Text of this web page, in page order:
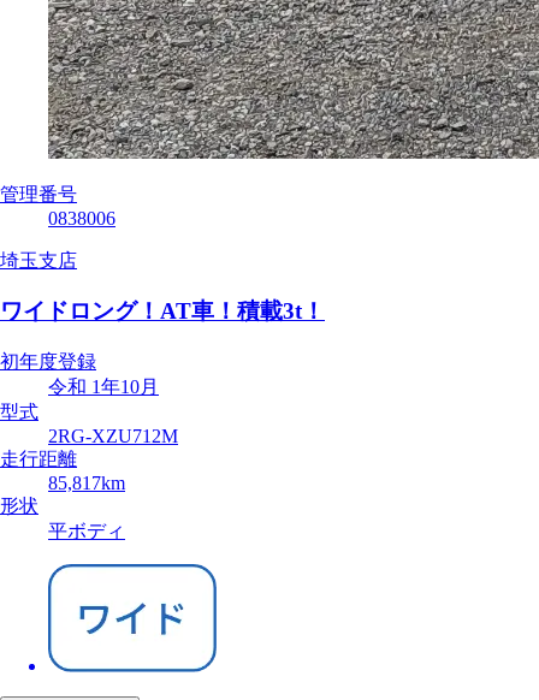
管理番号
0838006
埼玉支店
ワイドロング！AT車！積載3t！
初年度登録
令和 1年10月
型式
2RG-XZU712M
走行距離
85,817km
形状
平ボディ